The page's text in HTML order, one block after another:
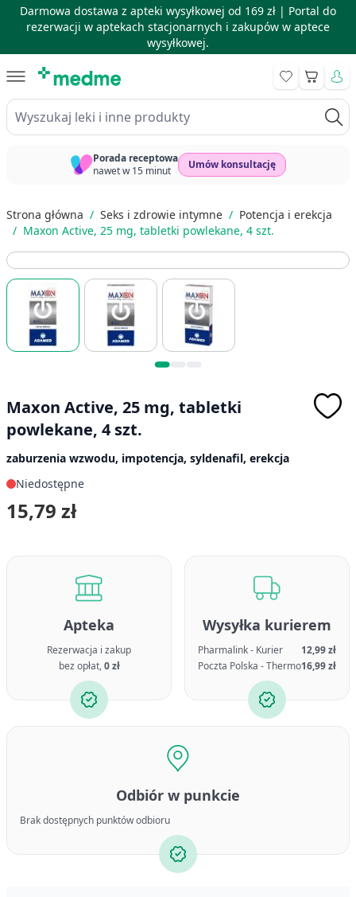
Darmowa dostawa z apteki wysyłkowej od 169 zł | Portal do
rezerwacji w aptekach stacjonarnych i zakupów w aptece
wysyłkowej.
Wyszukaj leki i inne produkty
Koszyk
Porada receptowa
nawet w 15 minut
Umów konsultację
Strona główna / Seks i zdrowie intymne / Potencja i erekcja
/ Maxon Active, 25 mg, tabletki powlekane, 4 szt.
Maxon Active, 25 mg, tabletki
powlekane, 4 szt.
zaburzenia wzwodu, impotencja, syldenafil, erekcja
Niedostępne
15,79 zł
Apteka
Rezerwacja i zakup
bez opłat,0 zł
Wysyłka kurierem
Pharmalink - Kurier
12,99 zł
Poczta Polska - Thermo16,99 zł
Odbiór w punkcie
Brak dostępnych punktów odbioru